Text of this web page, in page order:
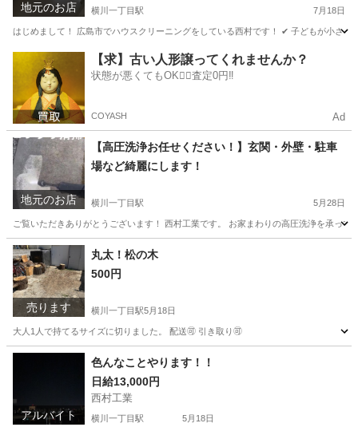
地元のお店 横川一丁目駅 7月18日
はじめまして！ 広島市でハウスクリーニングをしている西村です！ ✔ 子どもが小さ
横川一丁目駅 ハウスクリーニング 無料
【求】古い人形譲ってくれませんか？
状態が悪くてもOK🙆‍♀️査定0円‼️
COYASH Ad
地元のお店
【高圧洗浄お任せください！】玄関・外壁・駐車
場など綺麗にします！
横川一丁目駅 5月28日
ご覧いただきありがとうございます！ 西村工業です。 お家まわりの高圧洗浄を承っ
広島 広島市 横川一丁目駅
売ります
丸太！松の木
500円
横川一丁目駅5月18日
大人1人で持てるサイズに切りました。 配送🉑 引き取り🉑
広島 広島市 横川一丁目駅 その他
アルバイト
色んなことやります！！
日給13,000円
西村工業
横川一丁目駅 5月18日